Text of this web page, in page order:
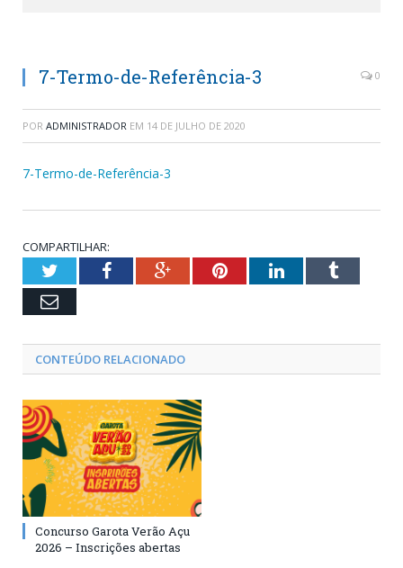
7-Termo-de-Referência-3 0
POR ADMINISTRADOR EM 14 DE JULHO DE 2020
7-Termo-de-Referência-3
COMPARTILHAR:
TwitterFacebookGoogle+PinterestLinkedInTumblr
Email
CONTEÚDO RELACIONADO
Concurso Garota Verão Açu
2026 – Inscrições abertas